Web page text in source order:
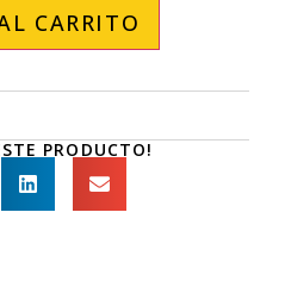
CARRITO
PRODUCTO!